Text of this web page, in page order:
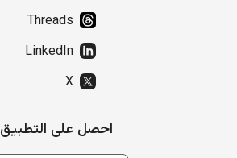
Threads
LinkedIn
X
احصل على التطبيق